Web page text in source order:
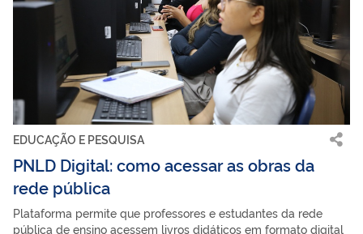
EDUCAÇÃO E PESQUISA
PNLD Digital: como acessar as obras da
rede pública
Plataforma permite que professores e estudantes da rede
pública de ensino acessem livros didáticos em formato digital